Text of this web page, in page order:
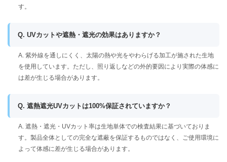
す。
Q. UVカットや遮熱・遮光の効果はありますか？
A. 紫外線を通しにくく、太陽の熱や光をやわらげる加工が施された生地
を使用しています。ただし、照り返しなどの外的要因により実際の体感に
は差が生じる場合があります。
Q. 遮熱遮光UVカットは100%保証されていますか？
A. 遮熱・遮光・UVカット率は生地単体での検査結果に基づいておりま
す。製品全体としての完全な遮蔽を保証するものではなく、ご使用環境に
よって体感に差が生じる場合があります。